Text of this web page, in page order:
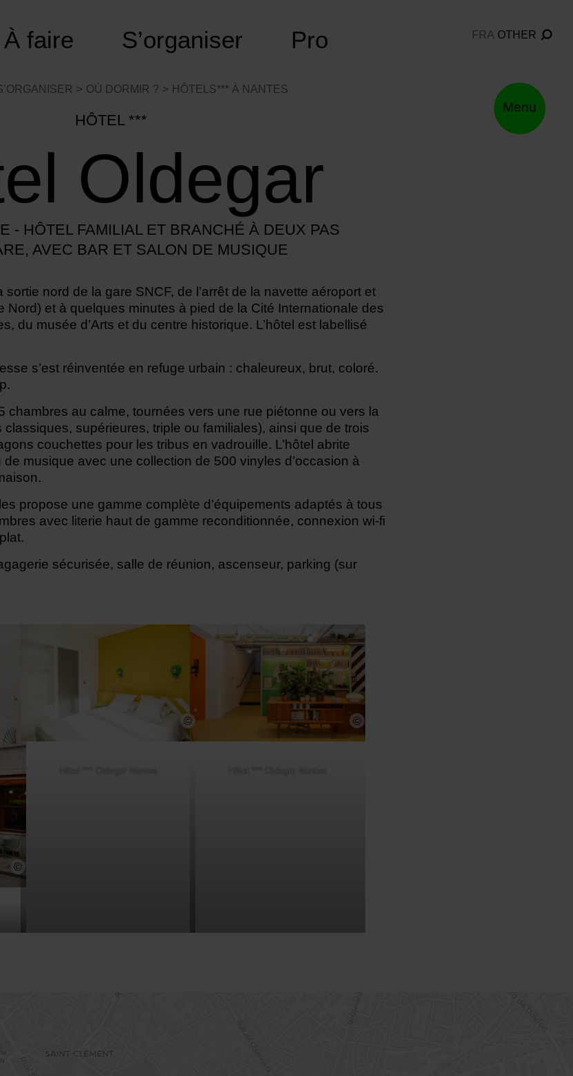
À faire S’organiser Pro FRA OTHER
Menu
OÙ DORMIR ? HÔTELS*** À NANTES
HÔTEL ***
Oldegar
- HÔTEL FAMILIAL ET BRANCHÉ À DEUX PAS
AVEC BAR ET SALON DE MUSIQUE
nord de la gare SNCF, de l’arrêt de la navette aéroport et
Nord) et à quelques minutes à pied de la Cité Internationale des
du musée d’Arts et du centre historique. L’hôtel est labellisé
s’est réinventée en refuge urbain : chaleureux, brut, coloré.
chambres au calme, tournées vers une rue piétonne ou vers la
supérieures, triple ou familiales), ainsi que de trois
couchettes pour les tribus en vadrouille. L’hôtel abrite
musique avec une collection de 500 vinyles d’occasion à
propose une gamme complète d’équipements adaptés à tous
avec literie haut de gamme reconditionnée, connexion wi-fi
sécurisée, salle de réunion, ascenseur, parking (sur
©
© ©